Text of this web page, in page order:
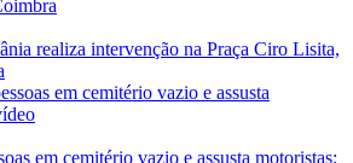
realiza intervenção na Praça Ciro Lisita,
em cemitério vazio e assusta motoristas;